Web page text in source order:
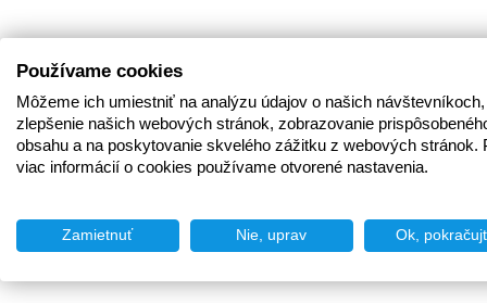
Používame cookies
Môžeme ich umiestniť na analýzu údajov o našich
zlepšenie našich webových stránok, zobrazovanie
obsahu a na poskytovanie skvelého zážitku z webových stránok.
viac informácií o cookies používame otvorené nastavenia.
Zamietnuť Nie, uprav Ok,